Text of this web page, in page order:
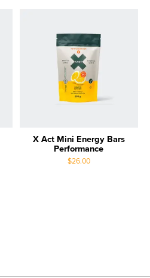
X Act Mini Energy Bars
Performance
$26.00